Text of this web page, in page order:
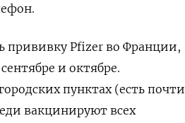
прививку Pfizer во Франции,
и октябре.
пунктах (есть почти
вакцинируют всех